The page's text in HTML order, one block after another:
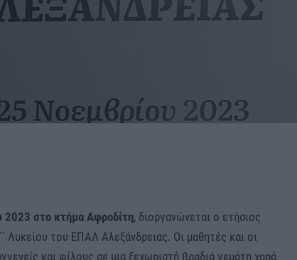
2023 στο κτήμα Αφροδίτη, διοργανώνεται ο ετήσιος
Λυκείου του ΕΠΑΛ Αλεξάνδρειας. Οι μαθητές και οι
και φίλους σε μια ξεχωριστή βραδιά γεμάτη χαρά